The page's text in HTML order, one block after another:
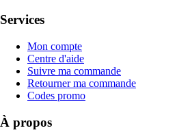
Services
Mon compte
Centre d'aide
Suivre ma commande
Retourner ma commande
Codes promo
À propos